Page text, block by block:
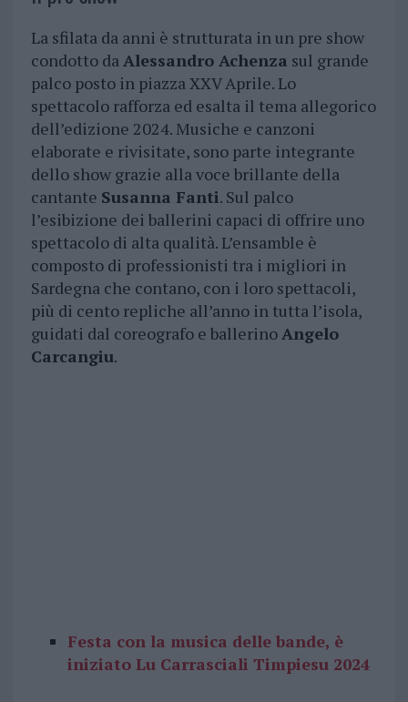
La sfilata da anni è strutturata in un pre show
condotto daAlessandro Achenza sul grande
palco posto in piazza XXV Aprile. Lo
spettacolo rafforza ed esalta il tema allegorico
dell’edizione 2024. Musiche e canzoni
elaborate e rivisitate, sono parte integrante
dello show grazie alla voce brillante della
cantante Susanna Fanti. Sul palco
l’esibizione dei ballerini capaci di offrire uno
spettacolo di alta qualità. L’ensamble è
composto di professionisti tra i migliori in
Sardegna che contano, con i loro spettacoli,
più di cento repliche all’anno in tutta l’isola,
guidati dal coreografo e ballerinoAngelo
Carcangiu.
Festa con la musica delle bande, è
iniziato Lu Carrasciali Timpiesu 2024